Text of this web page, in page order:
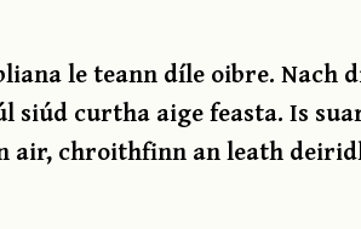
le teann díle oibre. Nach
siúd curtha aige feasta. Is
air, chroithfinn an leath